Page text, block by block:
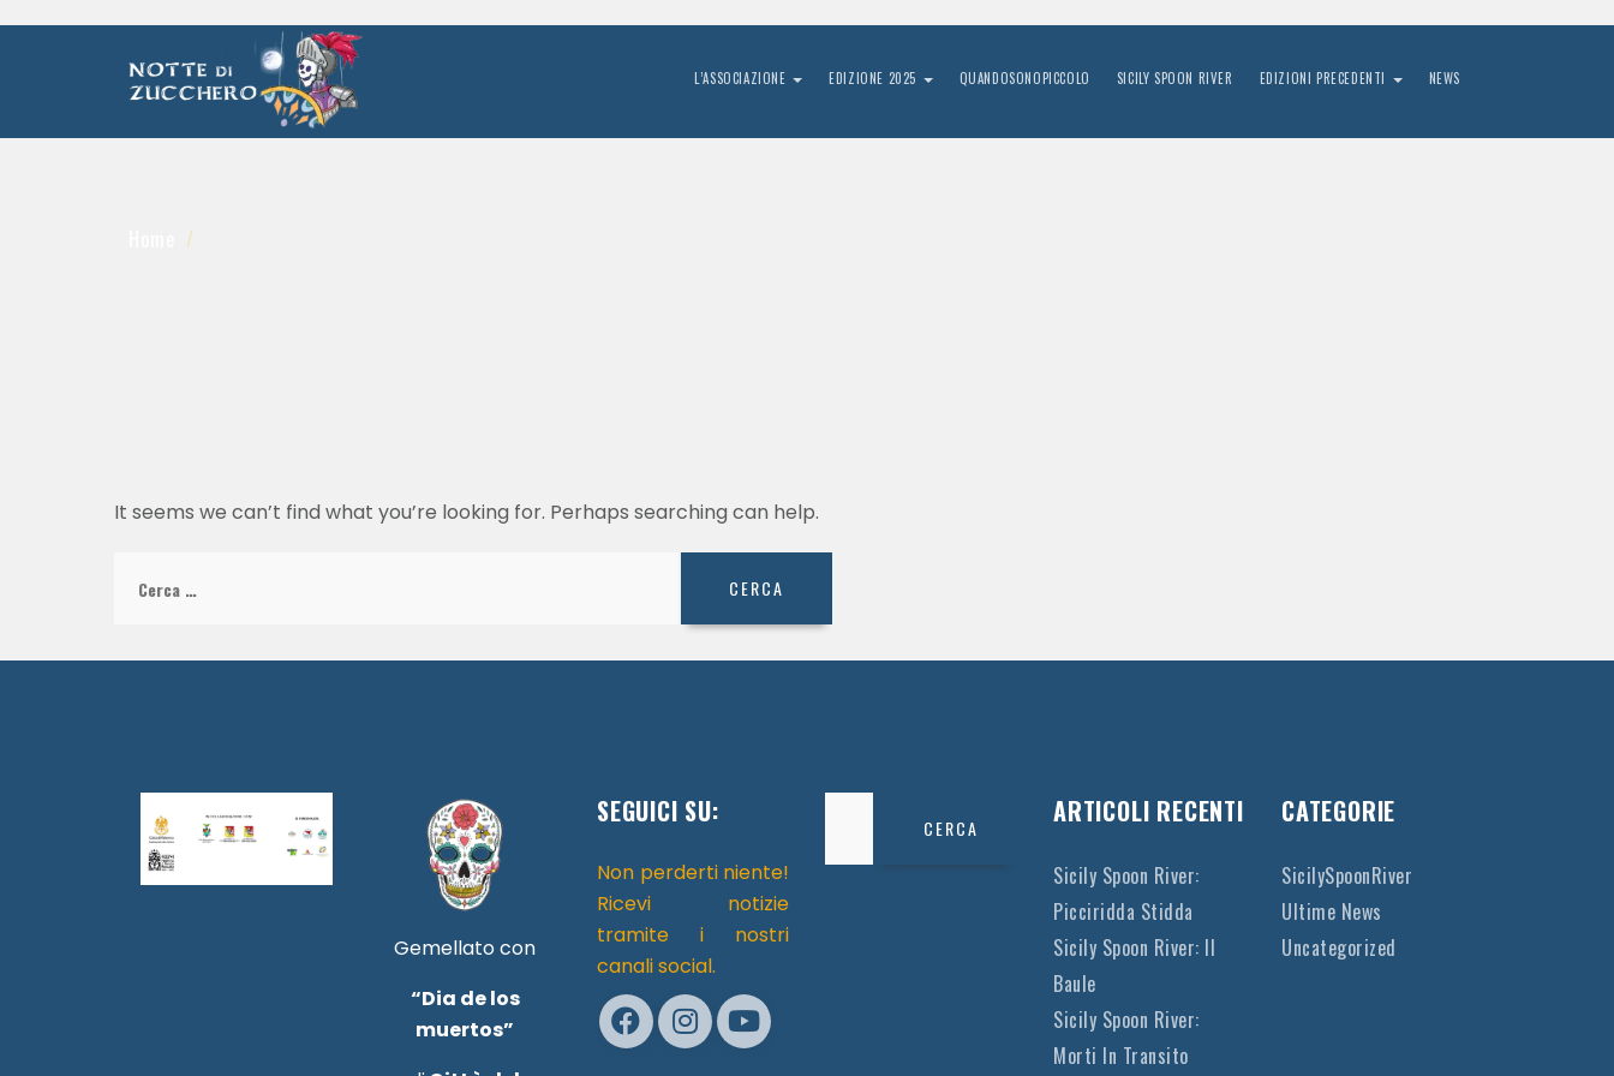
L’ASSOCIAZIONE EDIZIONE 2025 QUANDOSONOPICCOLO SICILY SPOON RIVER EDIZIONI PRECEDENTI NEWS
It seems we can’t find what you’re looking for. Perhaps searching can help.
per:
Gemellato con
“Dia de los
muertos”
SEGUICI SU:
Non perderti niente!
Ricevi notizie
tramite i nostri
canali social.
ARTICOLI RECENTI
Sicily Spoon River:
Picciridda Stidda
Sicily Spoon River: Il
Baule
Sicily Spoon River:
Morti In Transito
CATEGORIE
SicilySpoonRiver
Ultime News
Uncategorized